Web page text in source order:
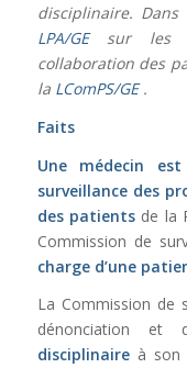
disciplinaire.
LPA/GEsur les
collaboration des
la LComPS/GE.
Faits
Une médecin
surveillance des
des patientsde la
Commission de
charge d’une
La Commission de
dénonciation et
disciplinaireà son